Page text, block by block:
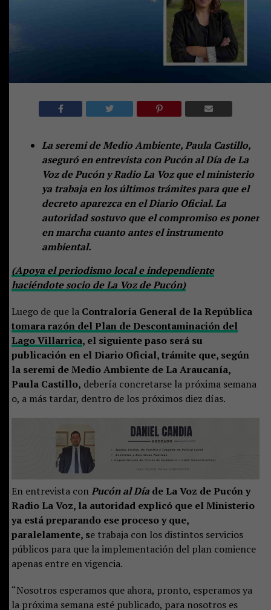
La seremi de Medio Ambiente, Paula Castillo,
aseguró en entrevista con Pucón al Día de La
Voz de Pucón y Radio La Voz que el ministerio
ya trabaja en los últimos trámites para que el
decreto aparezca en el Diario Oficial. La
autoridad sostuvo que el compromiso es poner
en marcha cuanto antes el instrumento
ambiental.
(Apoya el periodismo local e independiente
haciéndote socio de La Voz de Pucón)
Luego de que la Contraloría General de la República
tomara razón del Plan de Descontaminación del
Lago Villarrica, el siguiente paso será su
publicación en el Diario Oficial, trámite que, según
la seremi de Medio Ambiente de La Araucanía,
Paula Castillo, debería concretarse la próxima semana
o, a más tardar, dentro de los próximos diez días.
En entrevista conPucón al Díade La Voz de Pucón y
Radio La Voz, la autoridad explicó que el Ministerio
ya está preparando ese proceso y que,
paralelamente, se trabaja con los distintos servicios
públicos para que la implementación del plan comience
apenas entre en vigencia.
“Nosotros esperamos que ahora, pronto, esperamos ya
la próxima semana esté publicado, para nosotros es